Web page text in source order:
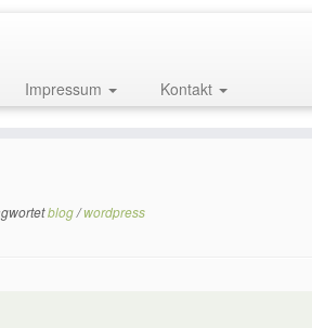
Impressum Kontakt
blog/wordpress